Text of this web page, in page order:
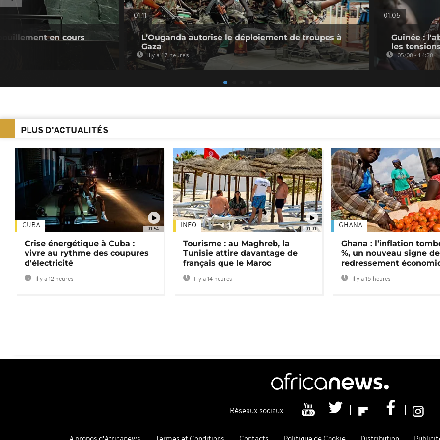
en cours
01:11
L’Ouganda autorise le déploiement de troupes à
Gaza
Il y a 17 heures
01:05
Guinée :
les
05/08 - 14:28
PLUS D'ACTUALITÉS
01:54
CUBA
Crise énergétique à Cuba :
vivre au rythme des coupures
d'électricité
Il y a 12 heures
01:01
INFO
Tourisme : au Maghreb, la
Tunisie attire davantage de
français que le Maroc
Il y a 14 heures
GHANA
Ghana : l’inflation
%, un nouveau signe de
redressement
Il y a 15 heures
Réseaux sociaux